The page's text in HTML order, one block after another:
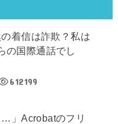
着信は詐欺？私は
の国際通話でし
612199
…」Acrobatのフリ